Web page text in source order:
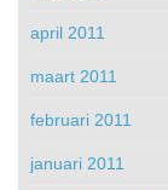
april 2011
maart 2011
februari 2011
januari 2011